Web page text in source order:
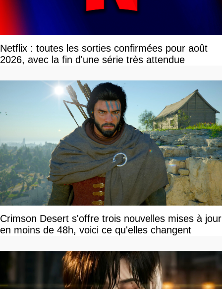
Netflix : toutes les sorties confirmées pour août
2026, avec la fin d'une série très attendue
Crimson Desert s'offre trois nouvelles mises à jour
en moins de 48h, voici ce qu'elles changent